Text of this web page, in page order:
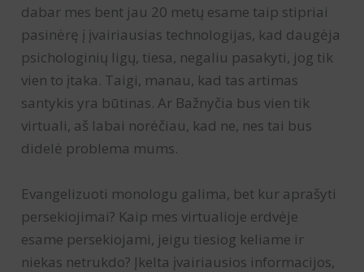
dabar mes bent jau 20 metų esame taip stipriai
pasinėrę į įvairiausias technologijas, kad daugėja
psichologinių ligų, tiesa, negaliu pasakyti, jog tik
vien to įtaka. Taigi, manau, kad tas artimas
santykis yra būtinas. Ar Bažnyčia bus vien tik
virtuali, aš labai norėčiau, kad ne, nes tai bus
didelė problema mums.
Evangelizuoti monologu galima, bet kur aprašyti
persekiojimai? Kaip mes virtualioje erdvėje
esame persekiojami, jeigu tiesiog keliame ir
niekas netrukdo? Įkelta įvairiausios informacijos,